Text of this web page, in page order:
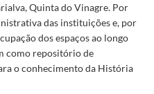
Quinta do Vinagre. Por
das instituições e, por
dos espaços ao longo
como repositório de
o conhecimento da História